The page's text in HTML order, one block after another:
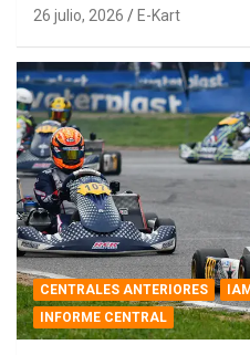
26 julio, 2026 E-Kart
CENTRALES ANTERIORES
INFORME CENTRAL